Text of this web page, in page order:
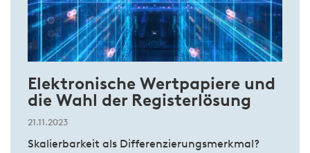
Elektronische Wertpapiere und
die Wahl der Registerlösung
21.11.2023
Skalierbarkeit als Differenzierungsmerkmal?